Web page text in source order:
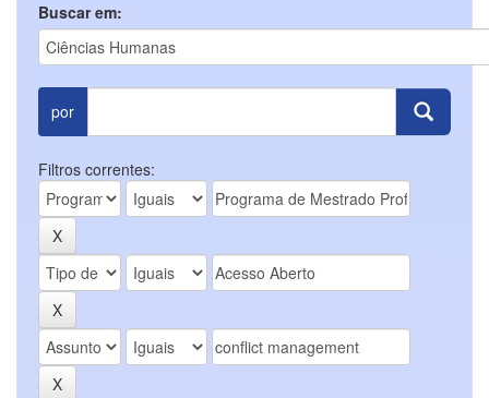
Buscar em:
por
Filtros correntes: